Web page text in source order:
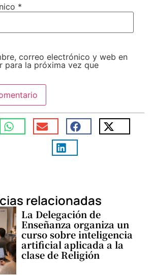
*
correo electrónico y web en
para la próxima vez que
relacionadas
La Delegación de
Enseñanza organiza un
curso sobre inteligencia
artificial aplicada a la
clase de Religión